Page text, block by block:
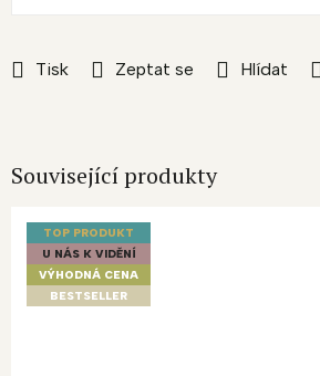
Tisk Zeptat se Hlídat
Související produkty
TOP PRODUKT
U NÁS K VIDĚNÍ
VÝHODNÁ CENA
BESTSELLER